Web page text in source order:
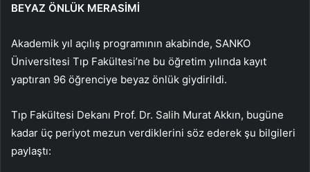
BEYAZ ÖNLÜK MERASİMİ
Akademik yıl açılış programının akabinde, SANKO
Üniversitesi Tıp Fakültesi’ne bu öğretim yılında kayıt
yaptıran 96 öğrenciye beyaz önlük giydirildi.
Tıp Fakültesi Dekanı Prof. Dr. Salih Murat Akkın, bugüne
kadar üç periyot mezun verdiklerini söz ederek şu bilgileri
paylaştı: